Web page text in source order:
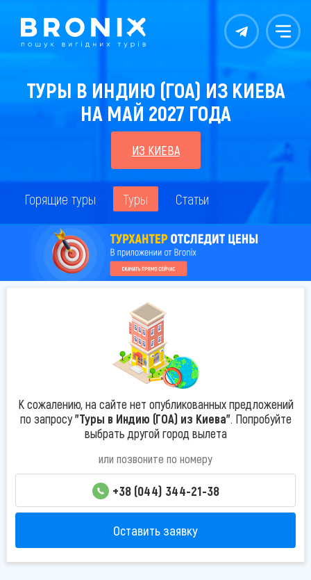
Контакты Меню
ТУРЫ В ИНДИЮ (ГОА) ИЗ КИЕВА
НА МАЙ 2027 ГОДА
ИЗ КИЕВА
Горящие туры Туры Статьи
К сожалению, на сайте нет опубликованных предложений
по запросу"Туры в Индию (ГОА) из Киева". Попробуйте
выбрать другой город вылета
или позвоните по номеру
+38 (044) 344-21-38
Оставить заявку